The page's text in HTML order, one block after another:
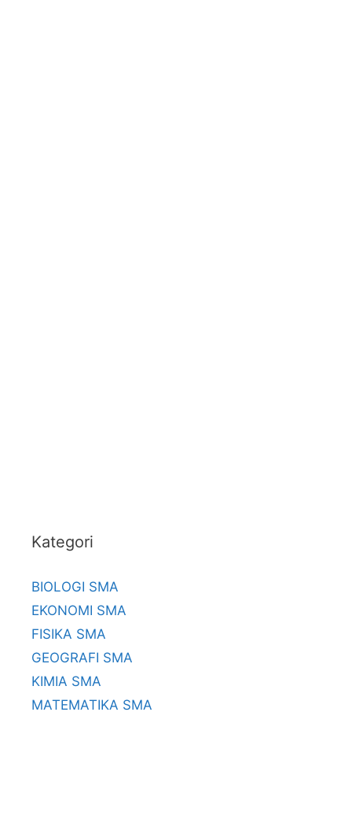
Kategori
BIOLOGI SMA
EKONOMI SMA
FISIKA SMA
GEOGRAFI SMA
KIMIA SMA
MATEMATIKA SMA